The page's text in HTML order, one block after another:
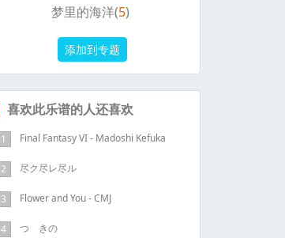
梦里的海洋(5)
喜欢此乐谱的人还喜欢
1 Final Fantasy VI - Madoshi Kefuka
2 尽ク尽レ尽ル
3 Flower and You - CMJ
4 つゞきの